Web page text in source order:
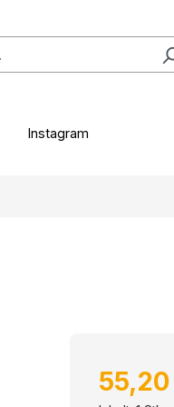
Instagram
Regulärer